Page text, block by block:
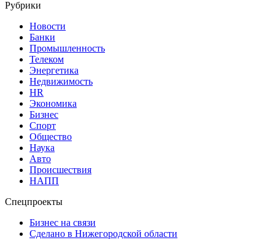
Рубрики
Новости
Банки
Промышленность
Телеком
Энергетика
Недвижимость
HR
Экономика
Бизнес
Спорт
Общество
Наука
Авто
Происшествия
НАПП
Спецпроекты
Бизнес на связи
Сделано в Нижегородской области